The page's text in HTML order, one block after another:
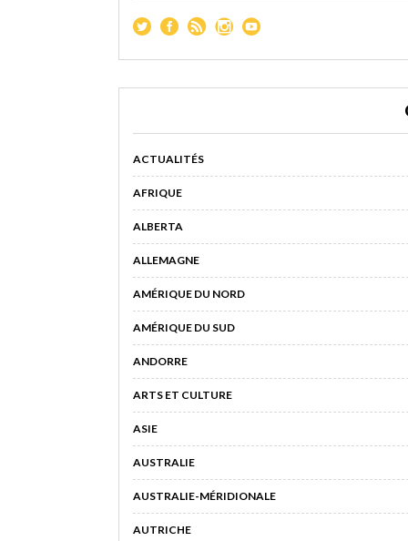
ACTUALITÉS
AFRIQUE
ALBERTA
ALLEMAGNE
AMÉRIQUE DU NORD
AMÉRIQUE DU SUD
ANDORRE
ARTS ET CULTURE
ASIE
AUSTRALIE
AUSTRALIE-MÉRIDIONALE
AUTRICHE